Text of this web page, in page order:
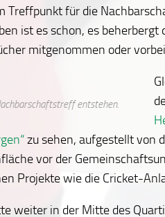
Treffpunkt für die
ist es schon, es
mitgenommen oder
entstehen.
zu sehen, aufgestellt von
vor der
Projekte wie die Cricket-
weiter in der Mitte des